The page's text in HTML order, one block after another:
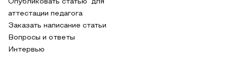
Опубликовать статью для
аттестации педагога
Заказать написание статьи
Вопросы и ответы
Интервью